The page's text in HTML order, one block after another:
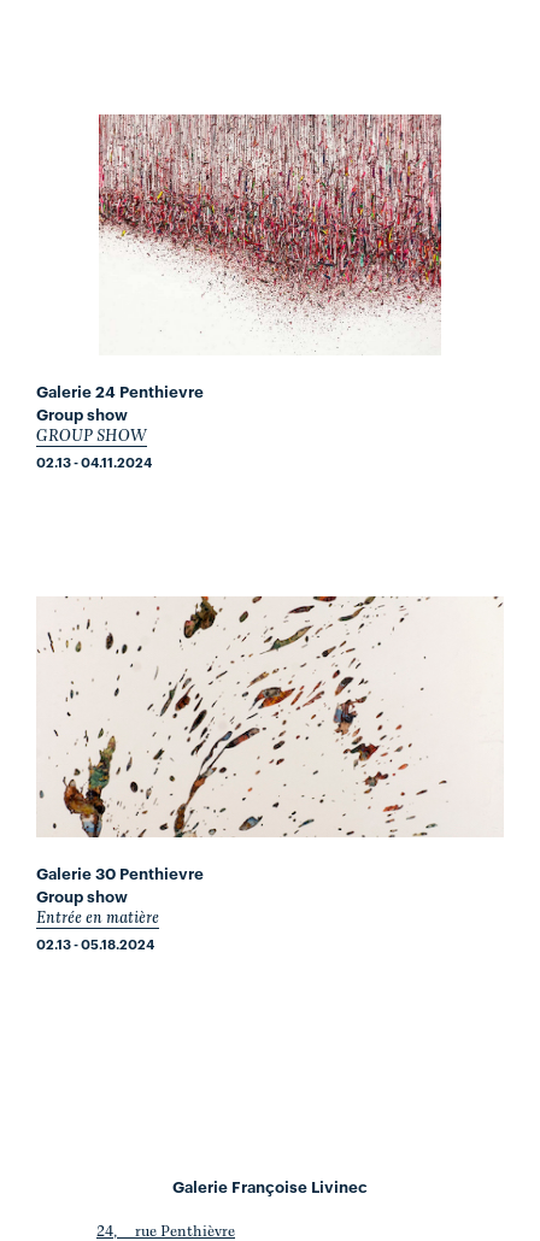
Galerie 24 Penthievre
Group show
GROUP SHOW
02.13 - 04.11.2024
Galerie 30 Penthievre
Group show
Entrée en matière
02.13 - 05.18.2024
Galerie Françoise Livinec
24, rue Penthièvre